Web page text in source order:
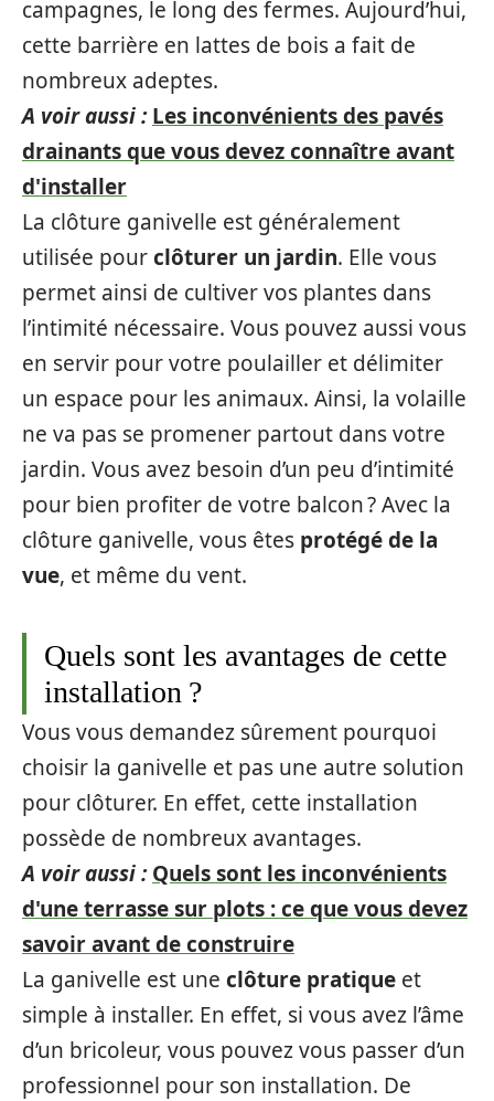
campagnes, le long des fermes. Aujourd’hui,
cette barrière en lattes de bois a fait de
nombreux adeptes.
A voir aussi : Les inconvénients des pavés
drainants que vous devez connaître avant
d'installer
La clôture ganivelle est généralement
utilisée pourclôturer un jardin. Elle vous
permet ainsi de cultiver vos plantes dans
l’intimité nécessaire. Vous pouvez aussi vous
en servir pour votre poulailler et délimiter
un espace pour les animaux. Ainsi, la volaille
ne va pas se promener partout dans votre
jardin. Vous avez besoin d’un peu d’intimité
pour bien profiter de votre balcon ? Avec la
clôture ganivelle, vous êtes protégé de la
vue, et même du vent.
Quels sont les avantages de cette
installation ?
Vous vous demandez sûrement pourquoi
choisir la ganivelle et pas une autre solution
pour clôturer. En effet, cette installation
possède de nombreux avantages.
A voir aussi : Quels sont les inconvénients
d'une terrasse sur plots : ce que vous devez
savoir avant de construire
La ganivelle est une clôture pratique et
simple à installer. En effet, si vous avez l’âme
d’un bricoleur, vous pouvez vous passer d’un
professionnel pour son installation. De